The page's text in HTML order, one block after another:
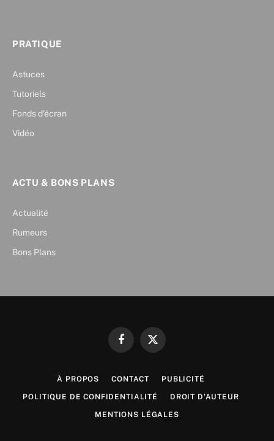
PRATIQUE
Astuces
Tutoriels
Fonds d’écran
Vidéo
ACTU & BONS PLANS
Actualité
Rumeurs
Bons Plans
FacebookX
À PROPOS CONTACT PUBLICITÉ
POLITIQUE DE CONFIDENTIALITÉ DROIT D’AUTEUR
MENTIONS LÉGALES